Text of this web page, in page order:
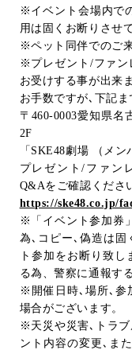
※イベント会場内で
用は固くお断りさせ
※ペット同伴でのご
※プレゼント /ファ
お受けする事が出来
お手数ですが､下記ま
〒 460-0003愛知県名
2F
「 SKE48劇場 （メン
プレゼント/ ファン
Q&Aをご確認くださ
https://ske48.co.jp/
※「イベント参加券
為､コピー､偽造は固
ト参加をお断り致
る為、警察に通報す
※開催日時､場所､参
場合がございます。
※天災や災害､トラ
ント内容の変更､ま